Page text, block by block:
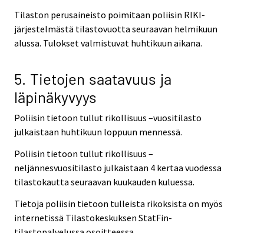
Tilaston perusaineisto poimitaan poliisin RIKI-
järjestelmästä tilastovuotta seuraavan helmikuun
alussa. Tulokset valmistuvat huhtikuun aikana.
5. Tietojen saatavuus ja
läpinäkyvyys
Poliisin tietoon tullut rikollisuus –vuositilasto
julkaistaan huhtikuun loppuun mennessä.
Poliisin tietoon tullut rikollisuus –
neljännesvuositilasto julkaistaan 4 kertaa vuodessa
tilastokautta seuraavan kuukauden kuluessa.
Tietoja poliisin tietoon tulleista rikoksista on myös
internetissä Tilastokeskuksen StatFin-